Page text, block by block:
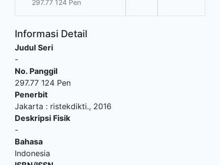
297.77 124 Pen
Informasi Detail
Judul Seri
-
No. Panggil
297.77 124 Pen
Penerbit
Jakarta : ristekdikti., 2016
Deskripsi Fisik
-
Bahasa
Indonesia